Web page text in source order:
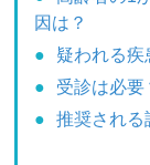
因は？
疑われる疾
受診は必要
推奨される